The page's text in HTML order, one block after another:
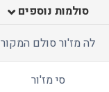
סולמות נוספים
לה מז'ור סולם המקור
סי מז'ור